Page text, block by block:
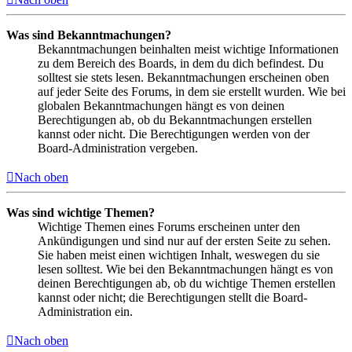
Was sind Bekanntmachungen?
Bekanntmachungen beinhalten meist wichtige Informationen
zu dem Bereich des Boards, in dem du dich befindest. Du
solltest sie stets lesen. Bekanntmachungen erscheinen oben
auf jeder Seite des Forums, in dem sie erstellt wurden. Wie bei
globalen Bekanntmachungen hängt es von deinen
Berechtigungen ab, ob du Bekanntmachungen erstellen
kannst oder nicht. Die Berechtigungen werden von der
Board-Administration vergeben.
Nach oben
Was sind wichtige Themen?
Wichtige Themen eines Forums erscheinen unter den
Ankündigungen und sind nur auf der ersten Seite zu sehen.
Sie haben meist einen wichtigen Inhalt, weswegen du sie
lesen solltest. Wie bei den Bekanntmachungen hängt es von
deinen Berechtigungen ab, ob du wichtige Themen erstellen
kannst oder nicht; die Berechtigungen stellt die Board-
Administration ein.
Nach oben